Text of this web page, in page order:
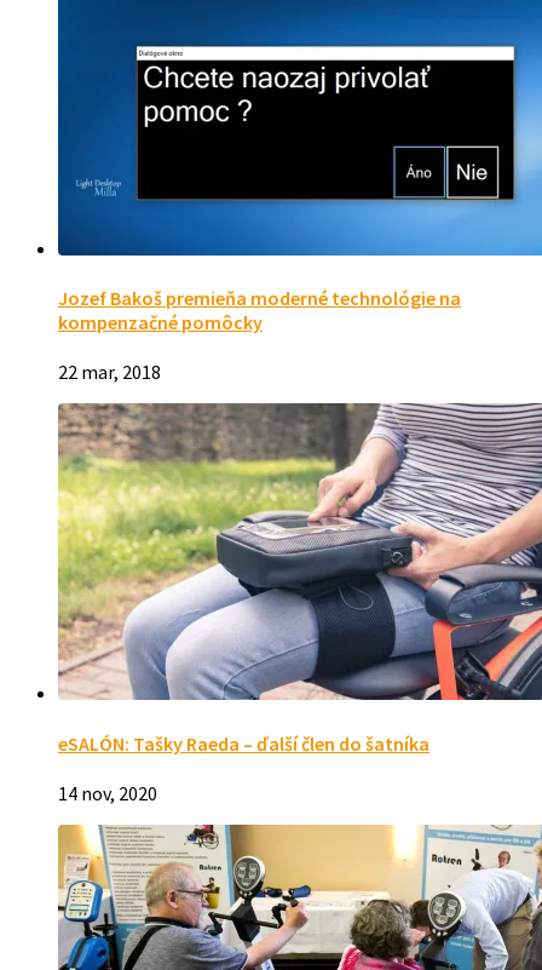
Jozef Bakoš premieňa moderné technológie na
kompenzačné pomôcky
22 mar, 2018
eSALÓN: Tašky Raeda – ďalší člen do šatníka
14 nov, 2020